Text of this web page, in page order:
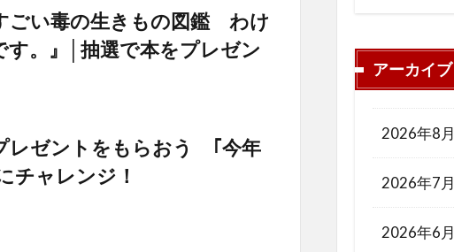
ごい毒の生きもの図鑑 わけ
す。』│抽選で本をプレゼン
レゼントをもらおう ｢今年
チャレンジ！
アーカイブ
2026年8月
2026年7月
2026年6月